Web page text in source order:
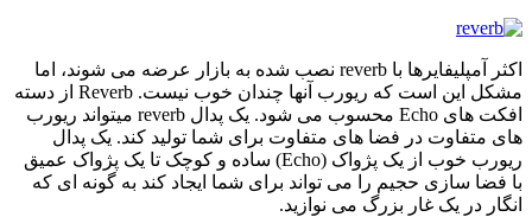
اکثر آمپلیفایرها با reverb نصب شده به بازار عرضه می شوند، اما
مشکل این است که ریورب آنها چندان خوب نیست. Reverb از دسته
افکت های Echo محسوب می شود. یک پدال reverb میتواند ریورب
های متفاوت در فضا های متفاوت برای شما تولید کند. یک پدال
ریورب خوب از یک پژواک (Echo) ساده و کوچک تا یک پژواک عمیق
با فضا سازی حجیم را می تواند برای شما ایجاد کند به گونه ای که
انگار در یک غار بزرگ می نوازید.